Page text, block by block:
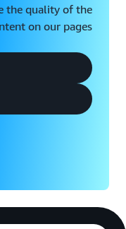
the quality of the
on our pages